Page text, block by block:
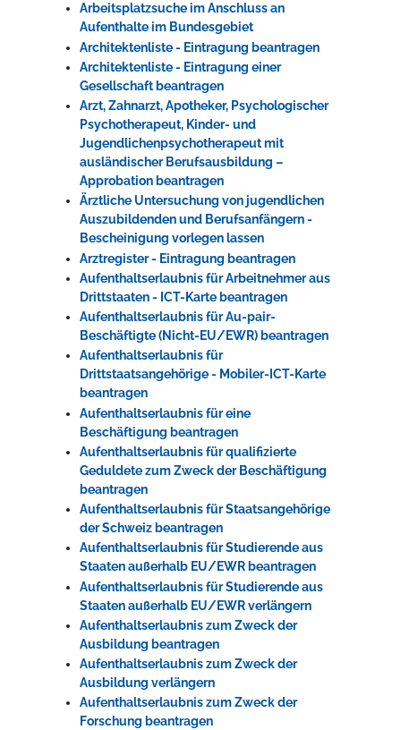
Arbeitsplatzsuche im Anschluss an
Aufenthalte im Bundesgebiet
Architektenliste - Eintragung beantragen
Architektenliste - Eintragung einer
Gesellschaft beantragen
Arzt, Zahnarzt, Apotheker, Psychologischer
Psychotherapeut, Kinder- und
Jugendlichenpsychotherapeut mit
ausländischer Berufsausbildung –
Approbation beantragen
Ärztliche Untersuchung von jugendlichen
Auszubildenden und Berufsanfängern -
Bescheinigung vorlegen lassen
Arztregister - Eintragung beantragen
Aufenthaltserlaubnis für Arbeitnehmer aus
Drittstaaten - ICT-Karte beantragen
Aufenthaltserlaubnis für Au-pair-
Beschäftigte (Nicht-EU/EWR) beantragen
Aufenthaltserlaubnis für
Drittstaatsangehörige - Mobiler-ICT-Karte
beantragen
Aufenthaltserlaubnis für eine
Beschäftigung beantragen
Aufenthaltserlaubnis für qualifizierte
Geduldete zum Zweck der Beschäftigung
beantragen
Aufenthaltserlaubnis für Staatsangehörige
der Schweiz beantragen
Aufenthaltserlaubnis für Studierende aus
Staaten außerhalb EU/EWR beantragen
Aufenthaltserlaubnis für Studierende aus
Staaten außerhalb EU/EWR verlängern
Aufenthaltserlaubnis zum Zweck der
Ausbildung beantragen
Aufenthaltserlaubnis zum Zweck der
Ausbildung verlängern
Aufenthaltserlaubnis zum Zweck der
Forschung beantragen